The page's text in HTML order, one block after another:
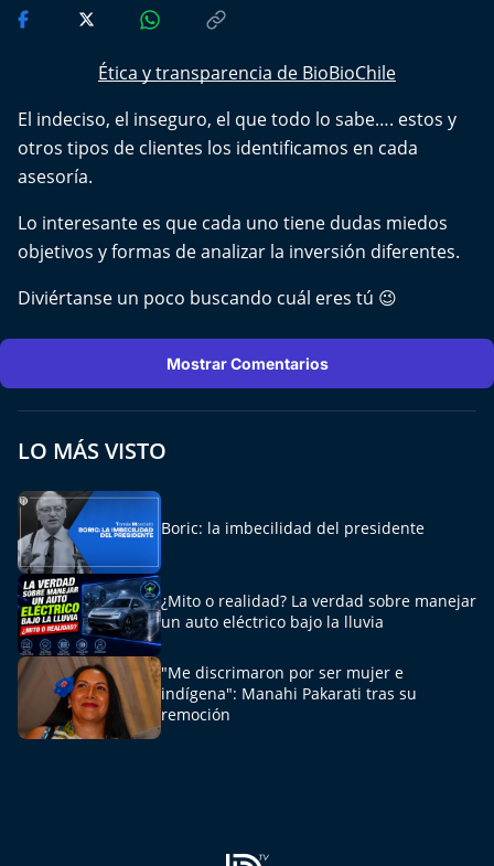
Más de 100 Días
Tu Mereces Ser Feliz
Efemérides
Deportes
Conexión Digital
La Ruta del Pulsar
Psicología Abierta
Impacto Tecnológico
Sesiones Dieciocheras
Ética y transparencia de BioBioChile
El indeciso, el inseguro, el que todo lo sabe…. estos y
otros tipos de clientes los identificamos en cada
asesoría.
Lo interesante es que cada uno tiene dudas miedos
objetivos y formas de analizar la inversión diferentes.
Diviértanse un poco buscando cuál eres tú 😉
Mostrar Comentarios
LO MÁS VISTO
Boric: la imbecilidad del presidente
¿Mito o realidad? La verdad sobre manejar
un auto eléctrico bajo la lluvia
"Me discrimaron por ser mujer e
indígena": Manahi Pakarati tras su
remoción